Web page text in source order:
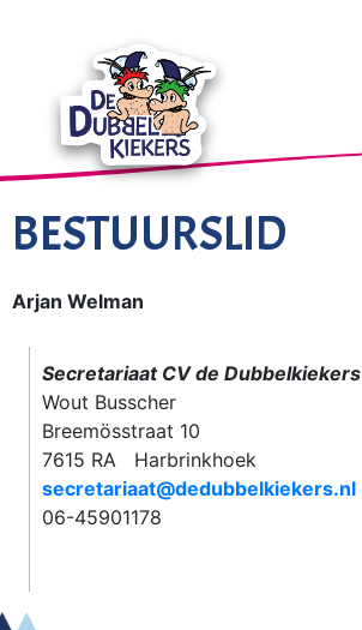
BESTUURSLID
Arjan Welman
Secretariaat CV de Dubbelkiekers
Wout Busscher
Breemösstraat 10
7615 RA Harbrinkhoek
secretariaat@dedubbelkiekers.nl
06-45901178